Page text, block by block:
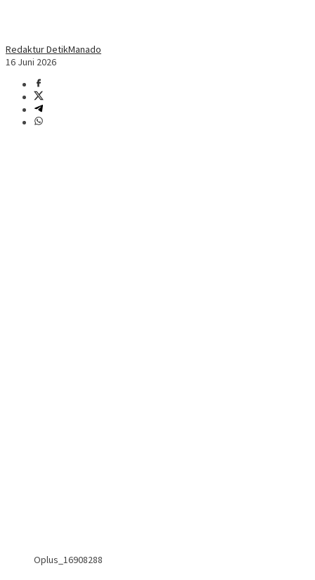
Redaktur DetikManado
16 Juni 2026
Oplus_16908288